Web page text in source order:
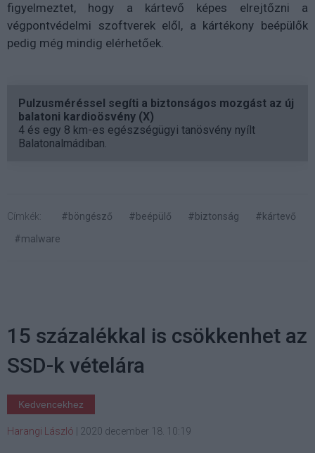
figyelmeztet, hogy a kártevő képes elrejtőzni a
végpontvédelmi szoftverek elől, a kártékony beépülők
pedig még mindig elérhetőek.
Pulzusméréssel segíti a biztonságos mozgást az új
balatoni kardioösvény (X)
4 és egy 8 km-es egészségügyi tanösvény nyílt
Balatonalmádiban.
Címkék: #böngésző #beépülő #biztonság
#kártevő
#malware
15 százalékkal is csökkenhet az
SSD-k vételára
Kedvencekhez
Harangi László 2020 december 18. 10:19